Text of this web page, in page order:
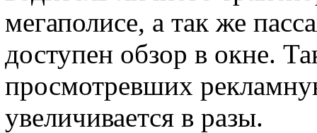
мегаполисе, а так же
доступен обзор в окне.
просмотревших
увеличивается в разы.